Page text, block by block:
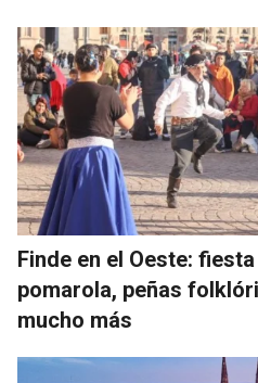
Finde en el Oeste:
pomarola, peñas
mucho más